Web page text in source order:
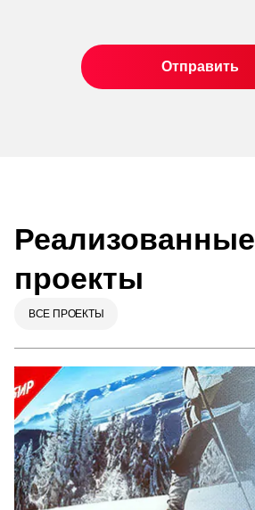
Реализованные
проекты
ВСЕ ПРОЕКТЫ